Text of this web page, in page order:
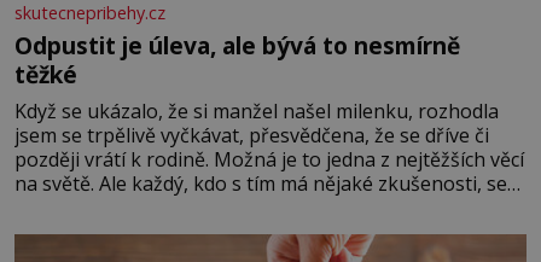
skutecnepribehy.cz
Odpustit je úleva, ale bývá to nesmírně
těžké
Když se ukázalo, že si manžel našel milenku, rozhodla
jsem se trpělivě vyčkávat, přesvědčena, že se dříve či
později vrátí k rodině. Možná je to jedna z nejtěžších věcí
na světě. Ale každý, kdo s tím má nějaké zkušenosti, se
Když se ke mně doneslo, že si manžel pořídil milenku,